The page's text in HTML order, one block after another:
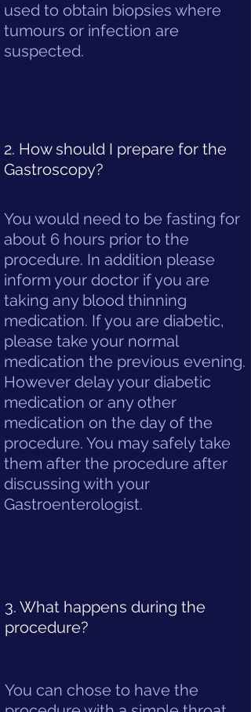
You can chose to have the
3. What happens during the
procedure?
You would need to be fasting for
about 6 hours prior to the
procedure. In addition please
inform your doctor if you are
taking any blood thinning
medication. If you are diabetic,
please take your normal
medication the previous evening.
However delay your diabetic
medication or any other
medication on the day of the
procedure. You may safely take
them after the procedure after
discussing with your
Gastroenterologist.
2. How should I prepare for the
Gastroscopy?
used to obtain biopsies where
tumours or infection are
suspected.